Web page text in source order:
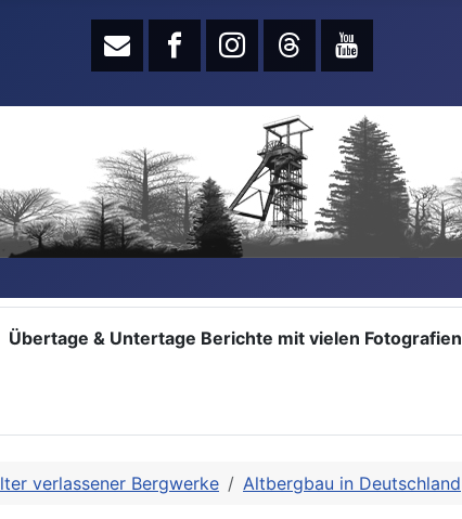
Übertage & Untertage Berichte mit vielen Fotografien
verlassener Bergwerke Altbergbau in Deutschland